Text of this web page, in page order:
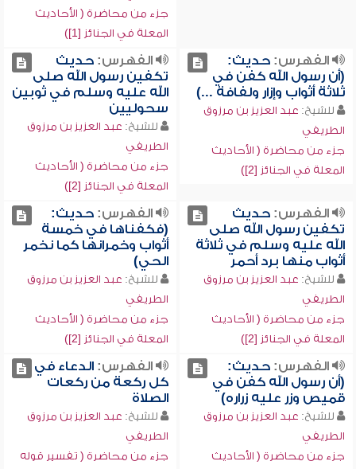
جزء من محاضرة ( الأحاديث
المعلة في الجنائز [1])
الفهرس:حديث:
(أن رسول الله كفن في
ثلاثة أثواب وإزار ولفافة ...)
للشيخ: عبد العزيز بن مرزوق
الطريفي
جزء من محاضرة ( الأحاديث
المعلة في الجنائز [2])
الفهرس:حديث
تكفين رسول الله صلى
الله عليه وسلم في ثوبين
سحوليين
للشيخ: عبد العزيز بن مرزوق
الطريفي
جزء من محاضرة ( الأحاديث
المعلة في الجنائز [2])
الفهرس:حديث
تكفين رسول الله صلى
الله عليه وسلم في ثلاثة
أثواب منها برد أحمر
للشيخ: عبد العزيز بن مرزوق
الطريفي
جزء من محاضرة ( الأحاديث
المعلة في الجنائز [2])
الفهرس:حديث:
(فكفناها في خمسة
أثواب وخمرانها كما نخمر
الحي)
للشيخ: عبد العزيز بن مرزوق
الطريفي
جزء من محاضرة ( الأحاديث
المعلة في الجنائز [2])
الفهرس:حديث:
(أن رسول الله كفن في
قميص وزر عليه زراره)
للشيخ: عبد العزيز بن مرزوق
الطريفي
جزء من محاضرة ( الأحاديث
الفهرس:الدعاء في
كل ركعة من ركعات
الصلاة
للشيخ: عبد العزيز بن مرزوق
الطريفي
جزء من محاضرة ( تفسير قوله